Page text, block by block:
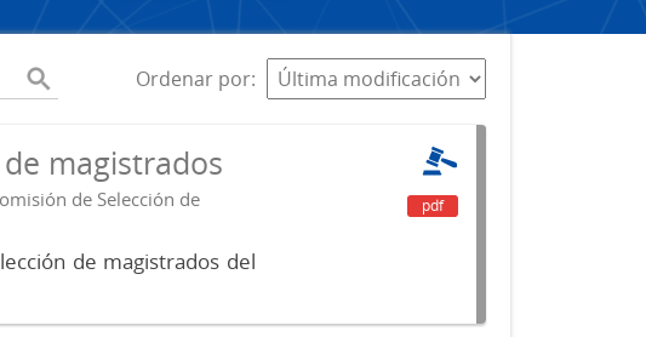
Ordenar por
magistrados
de Selección de
de magistrados del
pdf